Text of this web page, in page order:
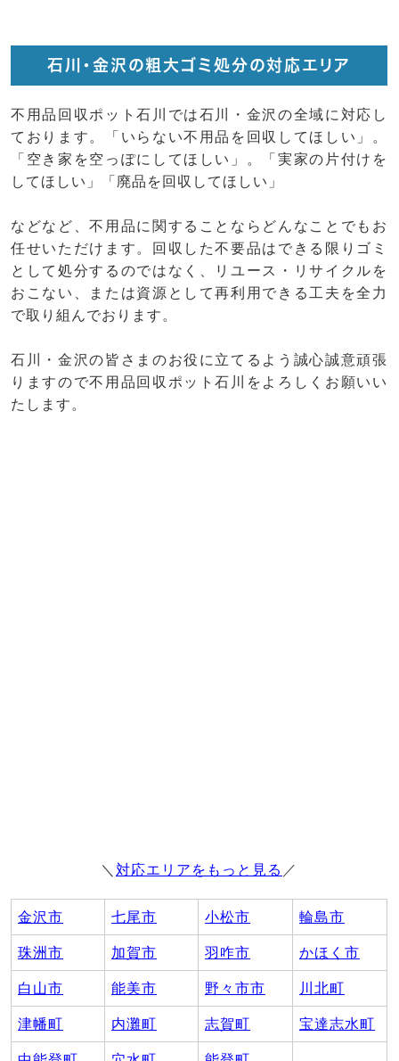
石川・金沢の粗大ゴミ処分の対応エリア
不用品回収ポット石川では石川・金沢の全域に対応し
ております。「いらない不用品を回収してほしい」。
「空き家を空っぽにしてほしい」。「実家の片付けを
してほしい」「廃品を回収してほしい」
などなど、不用品に関することならどんなことでもお
任せいただけます。回収した不要品はできる限りゴミ
として処分するのではなく、リユース・リサイクルを
おこない、または資源として再利用できる工夫を全力
で取り組んでおります。
石川・金沢の皆さまのお役に立てるよう誠心誠意頑張
りますので不用品回収ポット石川をよろしくお願いい
たします。
＼ 対応エリアをもっと見る ／
金沢市 七尾市 小松市 輪島市
珠洲市 加賀市 羽咋市 かほく市
白山市 能美市 野々市市 川北町
津幡町 内灘町 志賀町 宝達志水町